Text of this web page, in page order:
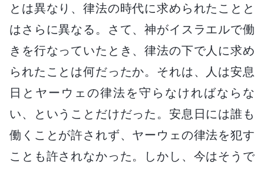
とは異なり、律法の時代に求められたことと
はさらに異なる。さて、神がイスラエルで働
きを行なっていたとき、律法の下で人に求め
られたことは何だったか。それは、人は安息
日とヤーウェの律法を守らなければならな
い、ということだけだった。安息日には誰も
働くことが許されず、ヤーウェの律法を犯す
ことも許されなかった。しかし、今はそうで